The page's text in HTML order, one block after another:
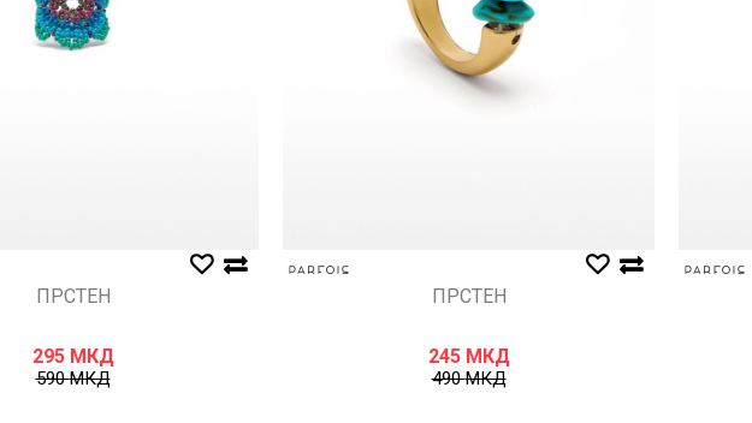
ПРСТЕН
295 МКД
590МКД
ПРСТЕН
245 МКД
490МКД